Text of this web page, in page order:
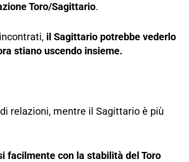
Toro/Sagittario.
il Sagittario potrebbe vederlo
stiano uscendo insieme.
relazioni, mentre il Sagittario è più
facilmente con la stabilità del Toro